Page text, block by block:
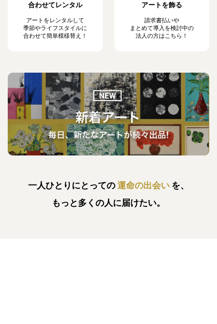
合わせてレンタル
アートをレンタルして
季節やライフスタイルに
合わせて簡単模様替え！
アートを飾る
請求書払いや
まとめて導入を検討中の
法人の方はこちら！
一人ひとりにとっての運命の出会い を、
もっと多くの人に届けたい。